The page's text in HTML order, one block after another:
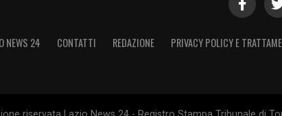
NEWS 24 CONTATTI REDAZIONE PRIVACY POLICY E